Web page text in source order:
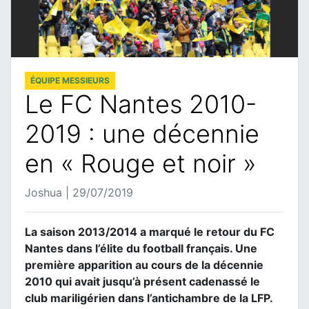
ÉQUIPE MESSIEURS
Le FC Nantes 2010-
2019 : une décennie
en « Rouge et noir »
Joshua | 29/07/2019
La saison 2013/2014 a marqué le retour du FC
Nantes dans l’élite du football français. Une
première apparition au cours de la décennie
2010 qui avait jusqu’à présent cadenassé le
club mariligérien dans l’antichambre de la LFP.